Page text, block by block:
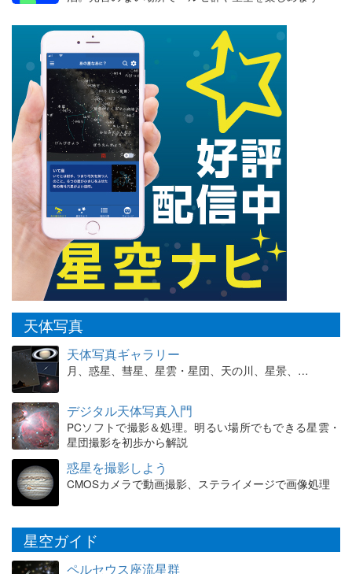
天体写真
天体写真ギャラリー
月、惑星、彗星、星雲・星団、天の川、星景、…
デジタル天体写真入門
PCソフトで撮影＆処理。明るい場所でもできる星雲・
星団撮影を初歩から解説
惑星を撮影しよう
CMOSカメラで動画撮影、ステライメージで画像処理
星空ガイド
ペルセウス座流星群